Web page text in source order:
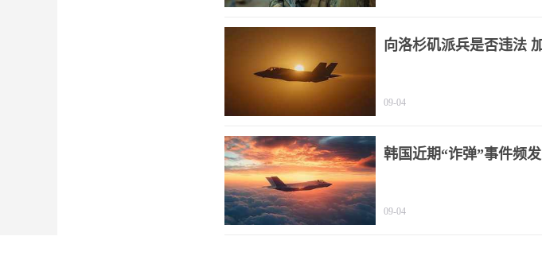
向洛杉矶派兵是否违法
09-04
韩国近期“诈弹”事件频
09-04